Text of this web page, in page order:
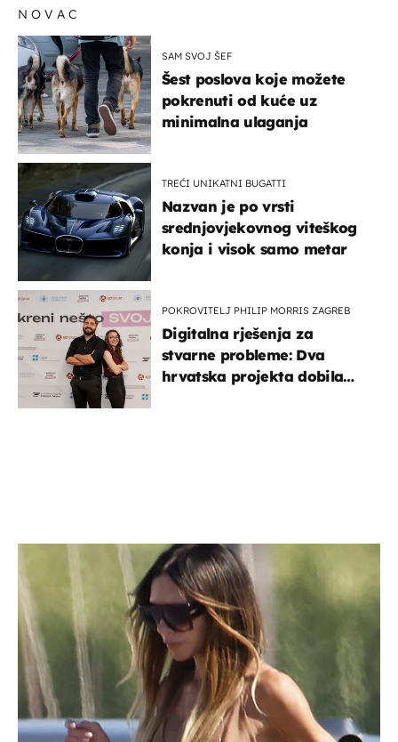
NOVAC
SAM SVOJ ŠEF
Šest poslova koje možete
pokrenuti od kuće uz
minimalna ulaganja
TREĆI UNIKATNI BUGATTI
Nazvan je po vrsti
srednjovjekovnog viteškog
konja i visok samo metar
POKROVITELJ PHILIP MORRIS ZAGREB
Digitalna rješenja za
stvarne probleme: Dva
hrvatska projekta dobila